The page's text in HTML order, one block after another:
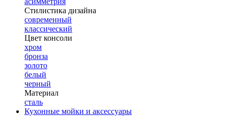
Стилистика дизайна
современный
классический
Цвет консоли
хром
бронза
золото
белый
черный
Материал
сталь
Кухонные мойки и аксессуары